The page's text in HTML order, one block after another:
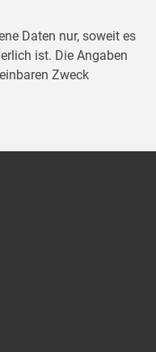
Daten nur, soweit es
ist. Die Angaben
Zweck